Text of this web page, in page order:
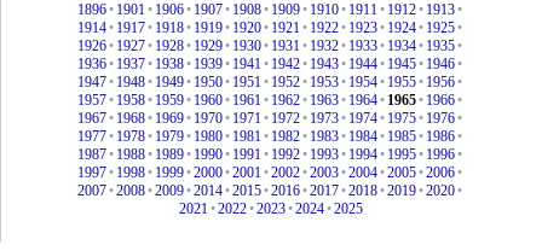
1896• 1901• 1906• 1907• 1908• 1909• 1910• 1911• 1912• 1913•
1914• 1917• 1918• 1919• 1920• 1921• 1922• 1923• 1924• 1925•
1926• 1927• 1928• 1929• 1930• 1931• 1932• 1933• 1934• 1935•
1936• 1937• 1938• 1939• 1941• 1942• 1943• 1944• 1945• 1946•
1947• 1948• 1949• 1950• 1951• 1952• 1953• 1954• 1955• 1956•
1957• 1958• 1959• 1960• 1961• 1962• 1963• 1964• 1965• 1966•
1967• 1968• 1969• 1970• 1971• 1972• 1973• 1974• 1975• 1976•
1977• 1978• 1979• 1980• 1981• 1982• 1983• 1984• 1985• 1986•
1987• 1988• 1989• 1990• 1991• 1992• 1993• 1994• 1995• 1996•
1997• 1998• 1999•2000•2001•2002•2003•2004•2005•2006•
2007•2008•2009•2014•2015•2016•2017•2018•2019•2020•
2021•2022•2023•2024•2025